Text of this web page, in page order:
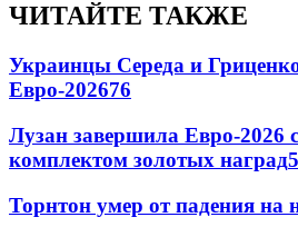
ЧИТАЙТЕ ТАКЖЕ
Украинцы Середа и
Евро-202676
Лузан завершила Евро-2026
комплектом золотых наград5
Торнтон умер от падения на